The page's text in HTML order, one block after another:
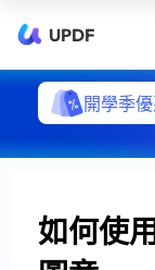
UPDF
開學季
如何使